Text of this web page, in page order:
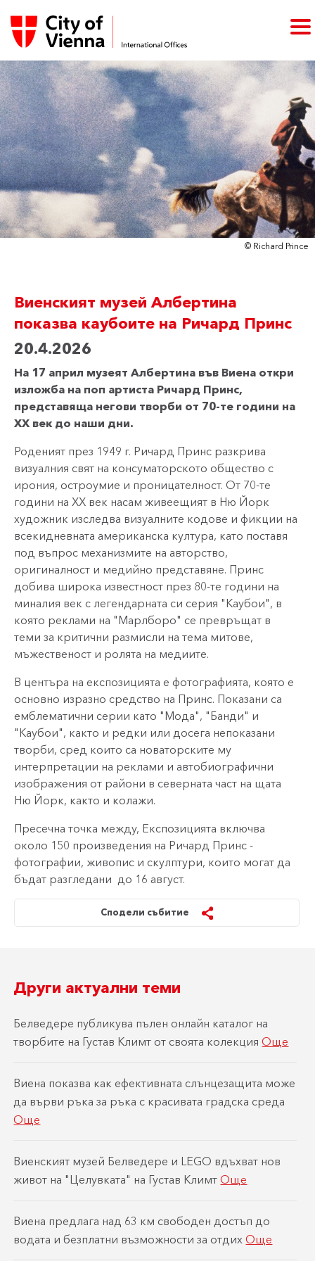
© Richard Prince
Виенският музей Албертина
показва каубоите на Ричард Принс
20.4.2026
На 17 април музеят Албертина във Виена откри
изложба на поп артиста Ричард Принс,
представяща негови творби от 70-те години на
ХХ век до наши дни.
Роденият през 1949 г. Ричард Принс разкрива
визуалния свят на консуматорското общество с
ирония, остроумие и проницателност. От 70-те
години на ХХ век насам живеещият в Ню Йорк
художник изследва визуалните кодове и фикции на
всекидневната американска култура, като поставя
под въпрос механизмите на авторство,
оригиналност и медийно представяне. Принс
добива широка известност през 80-те години на
миналия век с легендарната си серия "Каубои", в
която реклами на "Марлборо" се превръщат в
теми за критични размисли на тема митове,
мъжественост и ролята на медиите.
В центъра на експозицията е фотографията, която е
основно изразно средство на Принс. Показани са
емблематични серии като "Мода", "Банди" и
"Каубои", както и редки или досега непоказани
творби, сред които са новаторските му
интерпретации на реклами и автобиографични
изображения от райони в северната част на щата
Ню Йорк, както и колажи.
Пресечна точка между, Експозицията включва
около 150 произведения на Ричард Принс -
фотографии, живопис и скулптури, които могат да
бъдат разгледани до 16 август.
Сподели събитие
Други актуални теми
Белведере публикува пълен онлайн каталог на
творбите на Густав Климт от своята колекцияОще
Виена показва как ефективната слънцезащита може
да върви ръка за ръка с красивата градска среда
Още
Виенският музей Белведере и LEGO вдъхват нов
живот на "Целувката" на Густав КлимтОще
Виена предлага над 63 км свободен достъп до
водата и безплатни възможности за отдихОще